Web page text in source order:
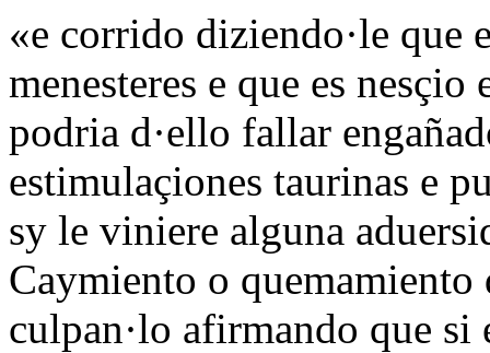
«e corrido diziendo·le que
menesteres e que es
podria d·ello fallar
estimulaçiones taurinas e
sy le viniere alguna
Caymiento o quemamiento
culpan·lo afirmando que si